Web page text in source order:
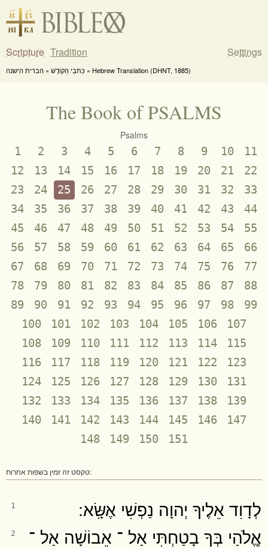
Scripture Tradition Settings
כִּתבֵי הַקוֹדֶשׁ » הברית הישנה » Hebrew Translation (DHNT, 1885)
The Book of PSALMS
Psalms
1 2 3 4 5 6 7 8 9 10
11
12
13 14 15 16 17 18 19 20 21
22
23
24 25 26 27 28 29 30 31 32
33
34
35 36 37 38 39 40 41 42 43
44
45
46 47 48 49 50 51 52 53 54
55
56
57 58 59 60 61 62 63 64 65
66
67
68 69 70 71 72 73 74 75 76
77
78
79 80 81 82 83 84 85 86 87
88
89
90 91 92 93 94 95 96 97 98
99
100
101 102 103 104 105 106
107
108
109 110 111 112 113 114
115
116
117 118 119 120 121 122
123
124
125 126 127 128 129 130
131
132
133 134 135 136 137 138
139
140
141 142 143 144 145 146
147
148
149 150 151
טקסט זה זמין בשפות אחרות:
1 לְדָוִד אֵלֶיךָ יְהוָה נַפְשִׁי אֶשָּֽׂא ׃
2
אֱ‍ֽלֹהַי בְּךָ בָטַחְתִּי אַל ־ אֵבוֹשָׁה אַל ־